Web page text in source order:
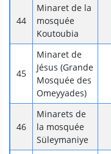
Minaret de la
mosquée
Koutoubia
Minaret de
Jésus (Grande
Mosquée des
Omeyyades)
Minarets de
la mosquée
Süleymaniye